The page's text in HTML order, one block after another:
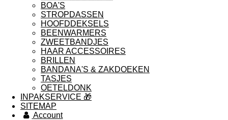
BOA'S
STROPDASSEN
HOOFDDEKSELS
BEENWARMERS
ZWEETBANDJES
HAAR ACCESSOIRES
BRILLEN
BANDANA'S & ZAKDOEKEN
TASJES
OETELDONK
INPAKSERVICE 🎁
SITEMAP
Account